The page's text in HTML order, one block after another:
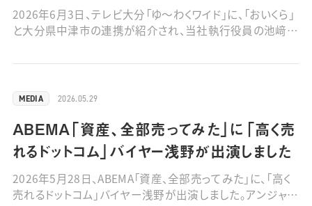
2026年6月3日、テレビ大分「ゆ～わくワイド」に、「おいくら」
と大分県中津市の連携が紹介され、当社執行役員の池﨑が
2026.05.29
MEDIA
ABEMA「資産、全部売ってみた」に「高く売
れるドットコム」バイヤー浅野が出演しました
2026年5月28日、ABEMA「資産、全部売ってみた」に、「高く
売れるドットコム」バイヤー浅野が出演しました。アンジャッ